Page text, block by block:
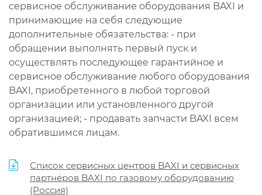
сервисное обслуживание оборудования BAXI и
принимающие на себя следующие
дополнительные обязательства: - при
обращении выполнять первый пуск и
осуществлять последующее гарантийное и
сервисное обслуживание любого оборудования
BAXI, приобретенного в любой торговой
организации или установленного другой
организацией; - продавать запчасти BAXI всем
обратившимся лицам.
Список сервисных центров BAXI и сервисных
партнёров BAXI по газовому оборудованию
(Россия)